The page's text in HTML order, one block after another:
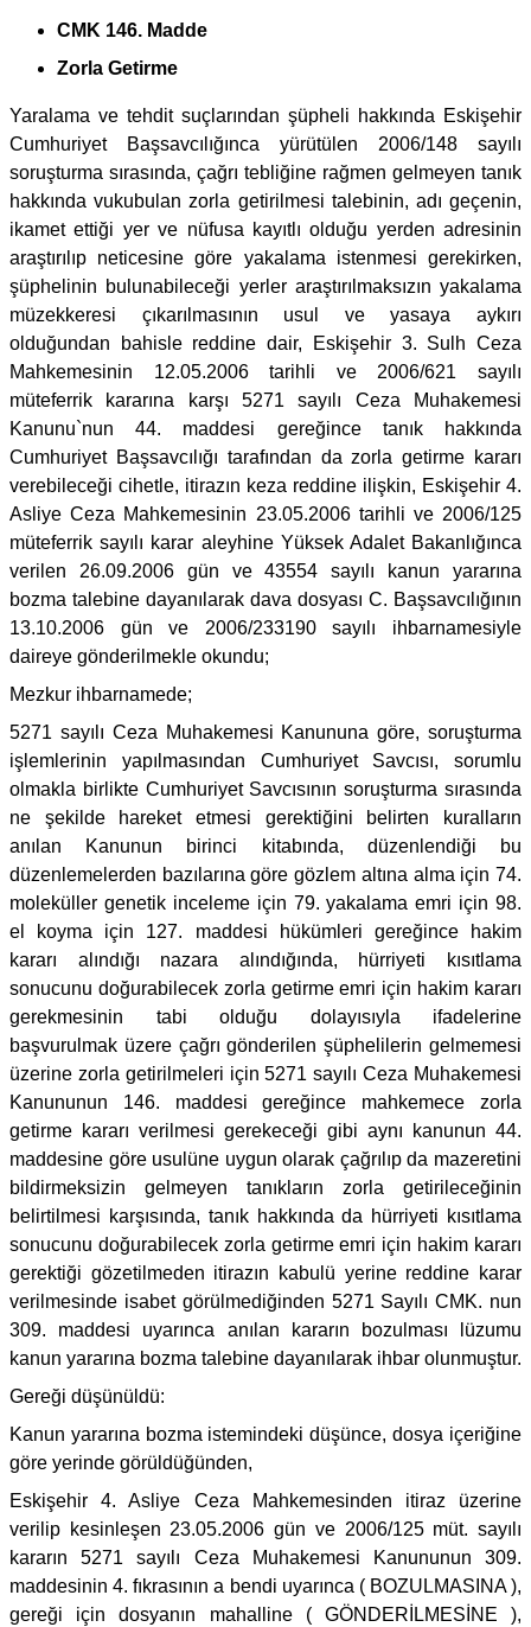
CMK 146. Madde
Zorla Getirme
Yaralama ve tehdit suçlarından şüpheli hakkında Eskişehir
Cumhuriyet Başsavcılığınca yürütülen 2006/148 sayılı
soruşturma sırasında, çağrı tebliğine rağmen gelmeyen tanık
hakkında vukubulan zorla getirilmesi talebinin, adı geçenin,
ikamet ettiği yer ve nüfusa kayıtlı olduğu yerden adresinin
araştırılıp neticesine göre yakalama istenmesi gerekirken,
şüphelinin bulunabileceği yerler araştırılmaksızın yakalama
müzekkeresi çıkarılmasının usul ve yasaya aykırı
olduğundan bahisle reddine dair, Eskişehir 3. Sulh Ceza
Mahkemesinin 12.05.2006 tarihli ve 2006/621 sayılı
müteferrik kararına karşı 5271 sayılı Ceza Muhakemesi
Kanunu`nun 44. maddesi gereğince tanık hakkında
Cumhuriyet Başsavcılığı tarafından da zorla getirme kararı
verebileceği cihetle, itirazın keza reddine ilişkin, Eskişehir 4.
Asliye Ceza Mahkemesinin 23.05.2006 tarihli ve 2006/125
müteferrik sayılı karar aleyhine Yüksek Adalet Bakanlığınca
verilen 26.09.2006 gün ve 43554 sayılı kanun yararına
bozma talebine dayanılarak dava dosyası C. Başsavcılığının
13.10.2006 gün ve 2006/233190 sayılı ihbarnamesiyle
daireye gönderilmekle okundu;
Mezkur ihbarnamede;
5271 sayılı Ceza Muhakemesi Kanununa göre, soruşturma
işlemlerinin yapılmasından Cumhuriyet Savcısı, sorumlu
olmakla birlikte Cumhuriyet Savcısının soruşturma sırasında
ne şekilde hareket etmesi gerektiğini belirten kuralların
anılan Kanunun birinci kitabında, düzenlendiği bu
düzenlemelerden bazılarına göre gözlem altına alma için 74.
moleküller genetik inceleme için 79. yakalama emri için 98.
el koyma için 127. maddesi hükümleri gereğince hakim
kararı alındığı nazara alındığında, hürriyeti kısıtlama
sonucunu doğurabilecek zorla getirme emri için hakim kararı
gerekmesinin tabi olduğu dolayısıyla ifadelerine
başvurulmak üzere çağrı gönderilen şüphelilerin gelmemesi
üzerine zorla getirilmeleri için 5271 sayılı Ceza Muhakemesi
Kanununun 146. maddesi gereğince mahkemece zorla
getirme kararı verilmesi gerekeceği gibi aynı kanunun 44.
maddesine göre usulüne uygun olarak çağrılıp da mazeretini
bildirmeksizin gelmeyen tanıkların zorla getirileceğinin
belirtilmesi karşısında, tanık hakkında da hürriyeti kısıtlama
sonucunu doğurabilecek zorla getirme emri için hakim kararı
gerektiği gözetilmeden itirazın kabulü yerine reddine karar
verilmesinde isabet görülmediğinden 5271 Sayılı CMK. nun
309. maddesi uyarınca anılan kararın bozulması lüzumu
kanun yararına bozma talebine dayanılarak ihbar olunmuştur.
Gereği düşünüldü:
Kanun yararına bozma istemindeki düşünce, dosya içeriğine
göre yerinde görüldüğünden,
Eskişehir 4. Asliye Ceza Mahkemesinden itiraz üzerine
verilip kesinleşen 23.05.2006 gün ve 2006/125 müt. sayılı
kararın 5271 sayılı Ceza Muhakemesi Kanununun 309.
maddesinin 4. fıkrasının a bendi uyarınca ( BOZULMASINA ),
gereği için dosyanın mahalline ( GÖNDERİLMESİNE ),